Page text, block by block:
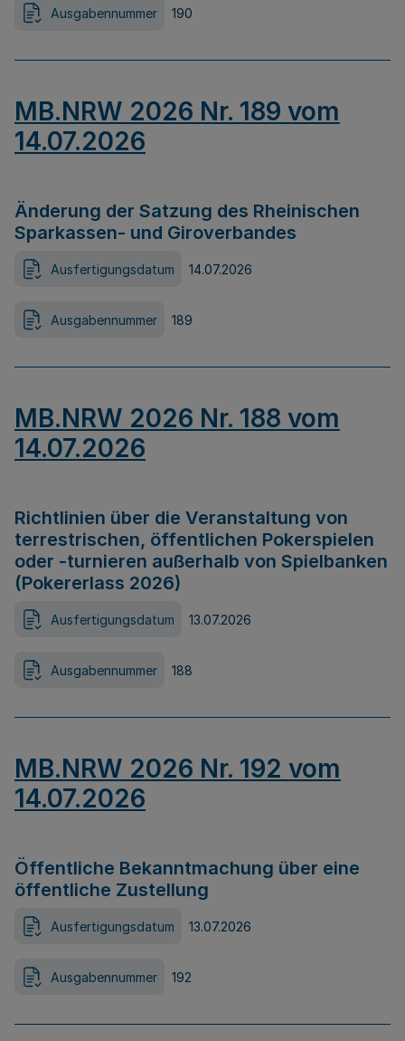
Ausgabennummer 190
MB.NRW 2026 Nr. 189 vom
14.07.2026
Änderung der Satzung des Rheinischen
Sparkassen- und Giroverbandes
Ausfertigungsdatum 14.07.2026
Ausgabennummer 189
MB.NRW 2026 Nr. 188 vom
14.07.2026
Richtlinien über die Veranstaltung von
terrestrischen, öffentlichen Pokerspielen
oder -turnieren außerhalb von Spielbanken
(Pokererlass 2026)
Ausfertigungsdatum 13.07.2026
Ausgabennummer 188
MB.NRW 2026 Nr. 192 vom
14.07.2026
Öffentliche Bekanntmachung über eine
öffentliche Zustellung
Ausfertigungsdatum 13.07.2026
Ausgabennummer 192